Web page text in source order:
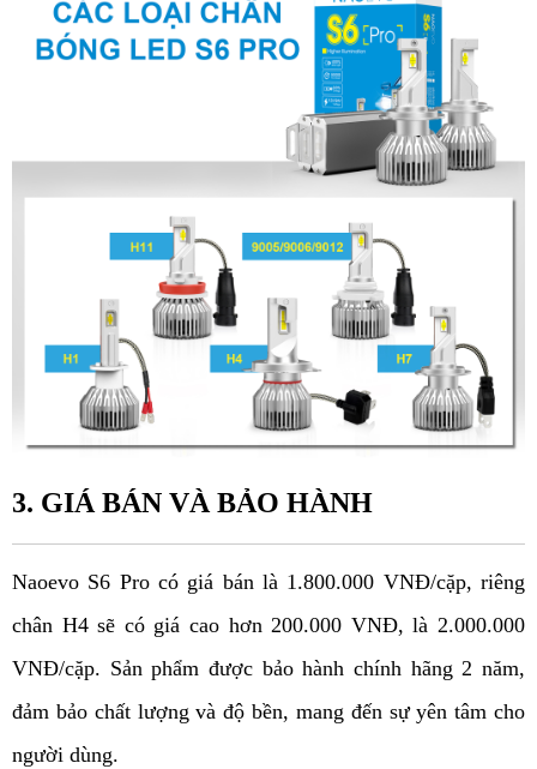
3. GIÁ BÁN VÀ BẢO HÀNH
Naoevo S6 Pro có giá bán là 1.800.000 VNĐ/cặp, riêng
chân H4 sẽ có giá cao hơn 200.000 VNĐ, là 2.000.000
VNĐ/cặp. Sản phẩm được bảo hành chính hãng 2 năm,
đảm bảo chất lượng và độ bền, mang đến sự yên tâm cho
người dùng.